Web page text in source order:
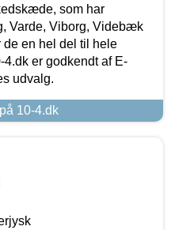
som har
Varde, Viborg, Videbæk
en hel del til hele
4.dk er godkendt af E-
udvalg.
10-4.dk